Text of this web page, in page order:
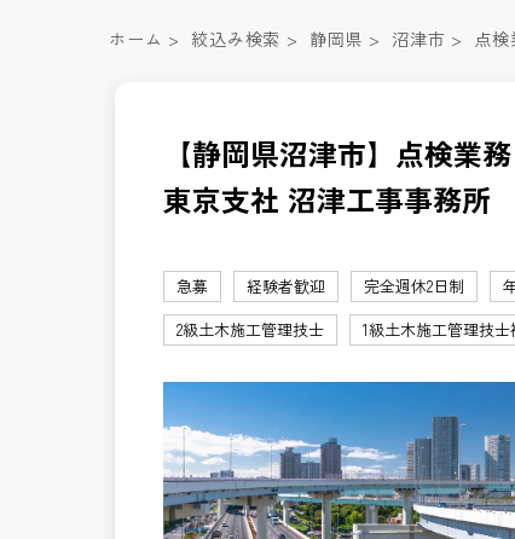
ホーム > 絞込み検索 > 静岡県 > 沼津市 > 点
【静岡県沼津市】点検業
東京支社 沼津工事事務所
急募 経験者歓迎 完全週休2日制
2級土木施工管理技士
1級土木施工管理技士